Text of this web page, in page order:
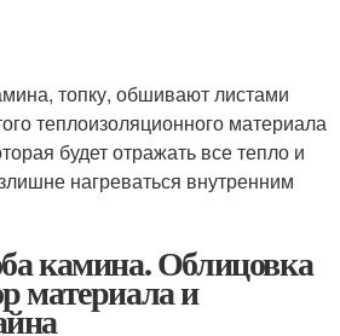
топку, обшивают листами
теплоизоляционного материала
будет отражать все тепло и
нагреваться внутренним
камина. Облицовка
материала и